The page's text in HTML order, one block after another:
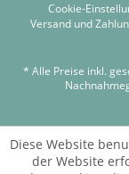
Cookie-
Versand und
* Alle Preise inkl.
Diese Website
der Website